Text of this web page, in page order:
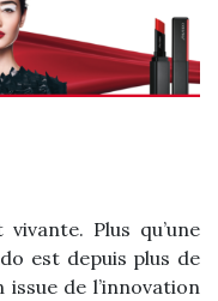
Plus qu’une
est depuis plus de
de l’innovation